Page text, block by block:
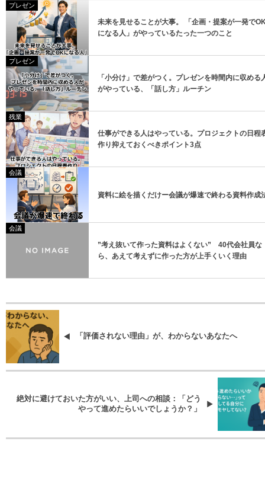
プレゼン
未来を見せることが大事。 「企画・提案が一発で
になる人」がやっているたった一つのこと
プレゼン
「小分け」で差がつく。プレゼンを時間内に収める
がやっている、「話し方」ルーチン
残業
仕事ができる人はやっている。プロジェクトの日程
作り抑えておくべきポイント3点
会議
資料に絵を描くだけー会議が爆速で終わる資料作成
会議
”考え抜いて作った資料はよくない” 40代会社員な
ら、あえて考えずに作った方が上手くいく理由
「評価されない理由」が、わからないあなたへ
絶対に避けておいた方がいい、上司への相談：「どう
やって進めたらいいでしょうか？」